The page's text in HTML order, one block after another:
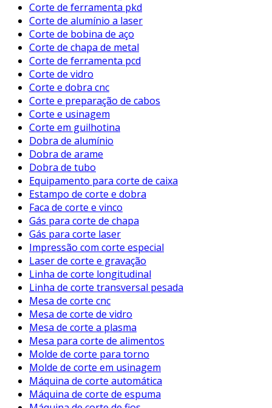
Corte de ferramenta pkd
Corte de alumínio a laser
Corte de bobina de aço
Corte de chapa de metal
Corte de ferramenta pcd
Corte de vidro
Corte e dobra cnc
Corte e preparação de cabos
Corte e usinagem
Corte em guilhotina
Dobra de alumínio
Dobra de arame
Dobra de tubo
Equipamento para corte de caixa
Estampo de corte e dobra
Faca de corte e vinco
Gás para corte de chapa
Gás para corte laser
Impressão com corte especial
Laser de corte e gravação
Linha de corte longitudinal
Linha de corte transversal pesada
Mesa de corte cnc
Mesa de corte de vidro
Mesa de corte a plasma
Mesa para corte de alimentos
Molde de corte para torno
Molde de corte em usinagem
Máquina de corte automática
Máquina de corte de espuma